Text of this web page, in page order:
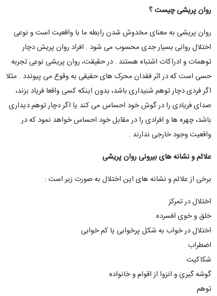
روان پریشی چیست ؟
روان پریشی به معنای مخدوش شدن رابطه ما با واقعیت است و نوعی
اختلال روانی بسیار جدی محسوب می شود . افراد روان پریش دچار
توهمات و ادراکات اشتباه هستند . در حقیقت، روان پریشی نوعی تجربه
حسی است که در اثر فقدان محرک های حقیقی به وقوع می پیوندد . مثلا
اگر فردی دچار توهم شنیداری باشد، بدون اینکه کسی واقعا فریاد بزند،
صدای فریادی را در گوش خود احساس می کند یا اگر دچار توهم دیداری
باشد، چهره ها و افرادی را در مقابل خود احساس خواهد نمود که در
واقعیت وجود خارجی ندارند .
علائم و نشانه های بیرونی روان پریشی
برخی از علائم و نشانه های این اختلال به صورت زیر است :
اختلال در تمرکز
خلق و خوی افسرده
اختلال در خواب به شکل پرخوابی یا کم خوابی
اضطراب
شکاکیت
گوشه گیری و انزوا از اقوام و خانواده
توهم